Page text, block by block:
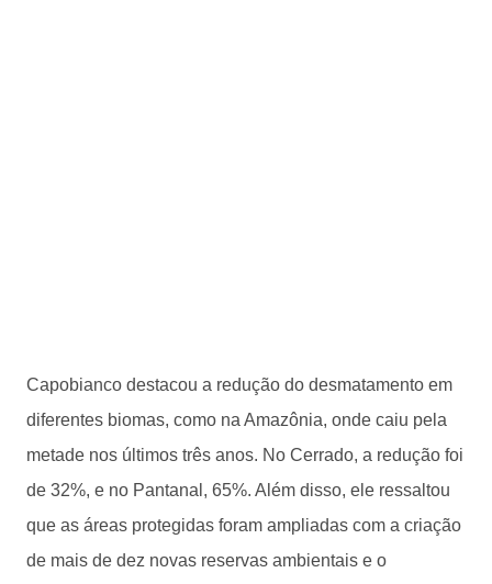
Capobianco destacou a redução do desmatamento em
diferentes biomas, como na Amazônia, onde caiu pela
metade nos últimos três anos. No Cerrado, a redução foi
de 32%, e no Pantanal, 65%. Além disso, ele ressaltou
que as áreas protegidas foram ampliadas com a criação
de mais de dez novas reservas ambientais e o